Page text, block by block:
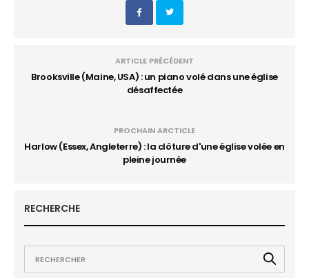
ARTICLE PRÉCÉDENT
Brooksville (Maine, USA) : un piano volé dans une église
désaffectée
PROCHAIN ARCTICLE
Harlow (Essex, Angleterre) : la clôture d'une église volée en
pleine journée
RECHERCHE